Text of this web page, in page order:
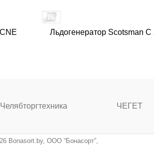
Льдогенератор Scotsman C
Челябторгтехника ЧЕГЕТ
Bonasort.by, ООО “Бонасорт”,